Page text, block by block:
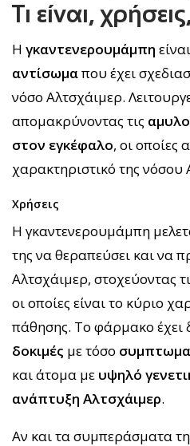
Τι είναι,
Η γκαντενερουμάμπη
αντίσωμαπου έχει
νόσο Αλτσχάιμερ.
απομακρύνοντας τις
στον εγκέφαλο, οι οποίες
χαρακτηριστικό της νόσου
Χρήσεις
Η γκαντενερουμάμπη
της να θεραπεύσει και να
Αλτσχάιμερ, στοχεύοντας
οι οποίες είναι το κύριο
πάθησης. Το φάρμακο έχει
δοκιμές με τόσο
και άτομα με υψηλό
ανάπτυξη Αλτσχάιμερ.
Αν και τα συμπεράσματα